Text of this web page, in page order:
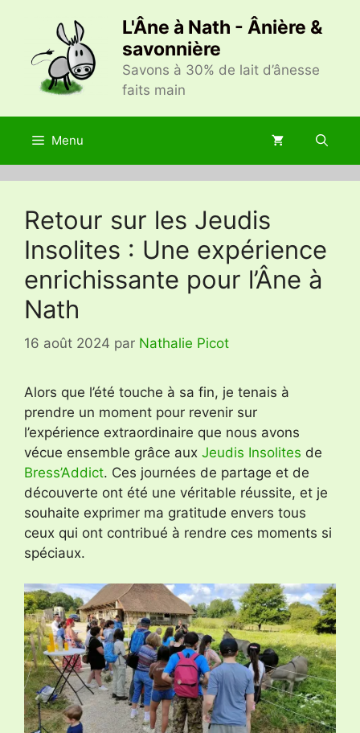
contenu
L'Âne à Nath - Ânière &
savonnière
Savons à 30% de lait d’ânesse
faits main
Menu
Retour sur les Jeudis
Insolites : Une expérience
enrichissante pour l’Âne à
Nath
16 août 2024 par Nathalie Picot
Alors que l’été touche à sa fin, je tenais à
prendre un moment pour revenir sur
l’expérience extraordinaire que nous avons
vécue ensemble grâce aux Jeudis Insolites de
Bress’Addict. Ces journées de partage et de
découverte ont été une véritable réussite, et je
souhaite exprimer ma gratitude envers tous
ceux qui ont contribué à rendre ces moments si
spéciaux.